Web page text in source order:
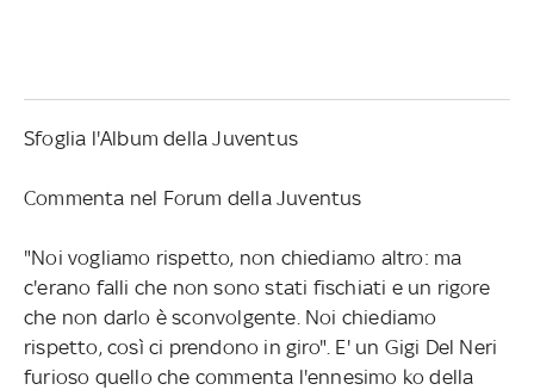
Sfoglia l'Album della Juventus
Commenta nel Forum della Juventus
"Noi vogliamo rispetto, non chiediamo altro: ma
c'erano falli che non sono stati fischiati e un rigore
che non darlo è sconvolgente. Noi chiediamo
rispetto, così ci prendono in giro". E' un Gigi Del Neri
furioso quello che commenta l'ennesimo ko della